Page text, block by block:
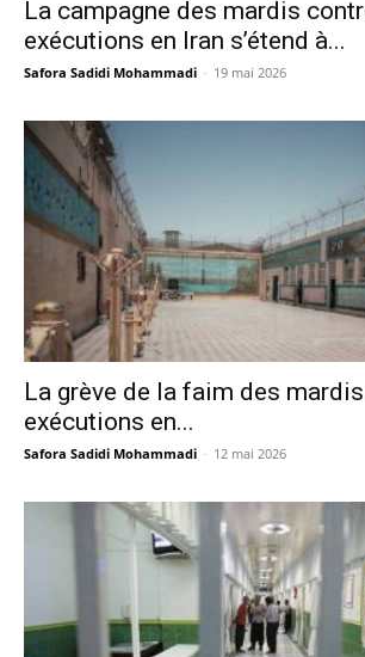
La campagne des mardis
exécutions en Iran s’étend à...
Safora Sadidi Mohammadi - 19 mai 2026
La grève de la faim des
exécutions en...
Safora Sadidi Mohammadi - 12 mai 2026